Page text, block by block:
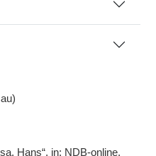
Hans“, in: NDB-online,